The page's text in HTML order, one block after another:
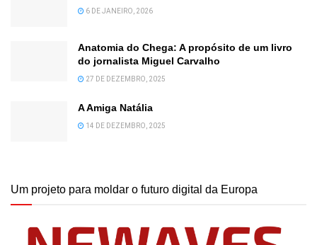
6 DE JANEIRO, 2026
Anatomia do Chega: A propósito de um livro
do jornalista Miguel Carvalho
27 DE DEZEMBRO, 2025
A Amiga Natália
14 DE DEZEMBRO, 2025
Um projeto para moldar o futuro digital da Europa